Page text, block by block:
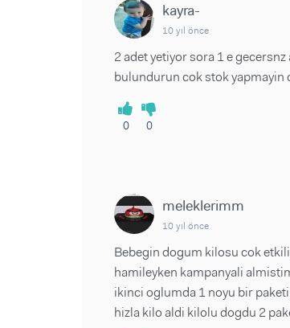
kayra-
10 yıl önce
2 adet yetiyor sora 1 e
bulundurun cok stok yapmayin
0 0
meleklerimm
10 yıl önce
Bebegin dogum kilosu cok
hamileyken kampanyali
ikinci oglumda 1 noyu bir
hizla kilo aldi kilolu dogdu 2